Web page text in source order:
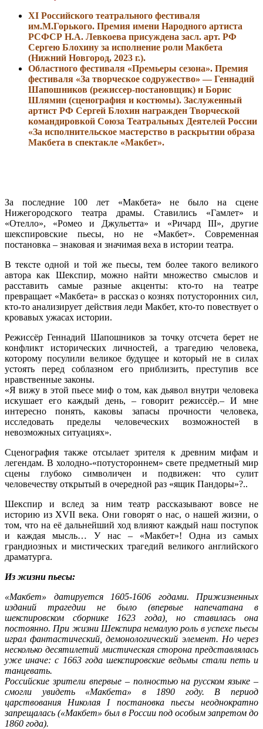
ХI Российского театрального фестиваля
им.М.Горького. Премия имени Народного артиста
РСФСР Н.А. Левкоева присуждена засл. арт. РФ
Сергею Блохину за исполнение роли Макбета
(Нижний Новгород, 2023 г.).
Областного фестиваля «Премьеры сезона». Премия
фестиваля «За творческое содружество» — Геннадий
Шапошников (режиссер-постановщик) и Борис
Шлямин (сценография и костюмы). Заслуженный
артист РФ Сергей Блохин награжден Творческой
командировкой Союза Театральных Деятелей России
«За исполнительское мастерство в раскрытии образа
Макбета в спектакле «Макбет».
За последние 100 лет «Макбета» не было на сцене
Нижегородского театра драмы. Ставились «Гамлет» и
«Отелло», «Ромео и Джульетта» и «Ричард III», другие
шекспировские пьесы, но не «Макбет». Современная
постановка – знаковая и значимая веха в истории театра.
В тексте одной и той же пьесы, тем более такого великого
автора как Шекспир, можно найти множество смыслов и
расставить самые разные акценты: кто-то на театре
превращает «Макбета» в рассказ о кознях потусторонних сил,
кто-то анализирует действия леди Макбет, кто-то повествует о
кровавых ужасах истории.
Режиссёр Геннадий Шапошников за точку отсчета берет не
конфликт исторических личностей, а трагедию человека,
которому посулили великое будущее и который не в силах
устоять перед соблазном его приблизить, преступив все
нравственные законы.
«Я вижу в этой пьесе миф о том, как дьявол внутри человека
искушает его каждый день, – говорит режиссёр.– И мне
интересно понять, каковы запасы прочности человека,
исследовать пределы человеческих возможностей в
невозможных ситуациях».
Сценография также отсылает зрителя к древним мифам и
легендам. В холодно-«потустороннем» свете предметный мир
сцены глубоко символичен и подвижен: что сулит
человечеству открытый в очередной раз «ящик Пандоры»?..
Шекспир и вслед за ним театр рассказывают вовсе не
историю из XVII века. Они говорят о нас, о нашей жизни, о
том, что на её дальнейший ход влияют каждый наш поступок
и каждая мысль… У нас – «Макбет»! Одна из самых
грандиозных и мистических трагедий великого английского
драматурга.
Из жизни пьесы:
«Макбет» датируется 1605-1606 годами. Прижизненных
изданий трагедии не было (впервые напечатана в
шекспировском сборнике 1623 года), но ставилась она
постоянно. При жизни Шекспира немалую роль в успехе пьесы
играл фантастический, демонологический элемент. Но через
несколько десятилетий мистическая сторона представлялась
уже иначе: с 1663 года шекспировские ведьмы стали петь и
танцевать.
Российские зрители впервые – полностью на русском языке –
смогли увидеть «Макбета» в 1890 году. В период
царствования Николая I постановка пьесы неоднократно
запрещалась («Макбет» был в России под особым запретом до
1860 года).